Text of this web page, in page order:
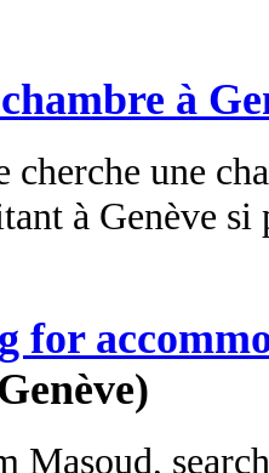
à
cherche une
à Genève
for
Masoud,